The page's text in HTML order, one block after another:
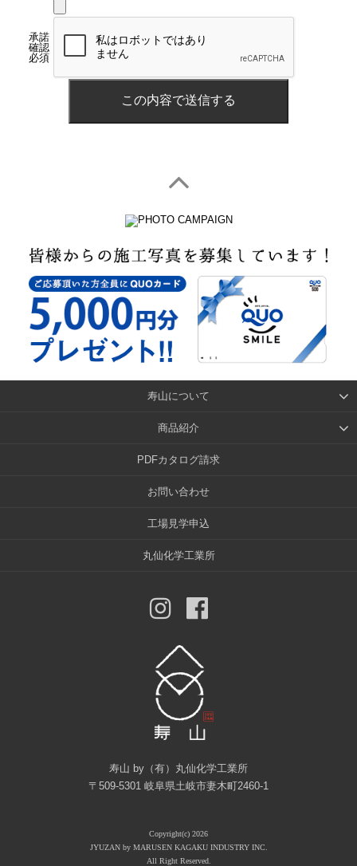
承諾
確認
必須
寿山について
商品紹介
PDFカタログ請求
お問い合わせ
工場見学申込
丸仙化学工業所
寿山 by（有）丸仙化学工業所
〒509-5301 岐阜県土岐市妻木町2460-1
Copyright(c) 2026
JYUZAN by MARUSEN KAGAKU INDUSTRY INC.
All Right Reserved.